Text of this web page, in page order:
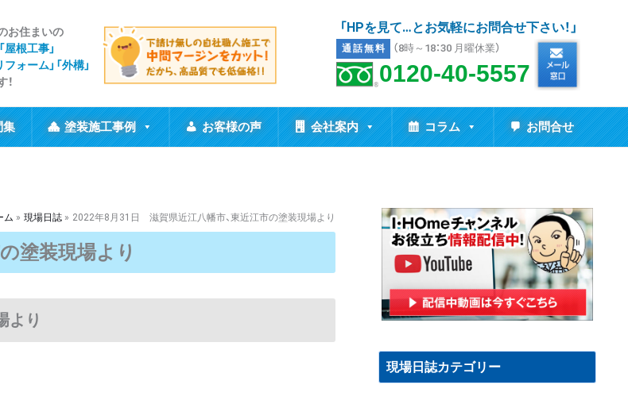
お住まいの
屋根工事」
フォーム」「外構」
「HPを見て…とお気軽にお問合せ下さい！」
通話無料 （8時～18：30 月曜休業）
0120-40-5557
集 塗装施工事例 お客様の声 会社案内 コラム お問合せ
ム 現場日誌 2022年8月31日 滋賀県近江八幡市、東近江市の塗装現場より
塗装現場より
より
現場日誌カテゴリー